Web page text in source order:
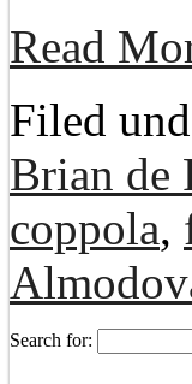
Read
Filed
Brian de
coppola,
Search for: